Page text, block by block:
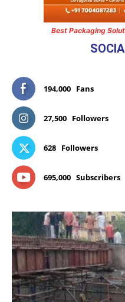
Best Packaging
194,000 Fans
27,500 Followers
628 Followers
695,000 Subscribers